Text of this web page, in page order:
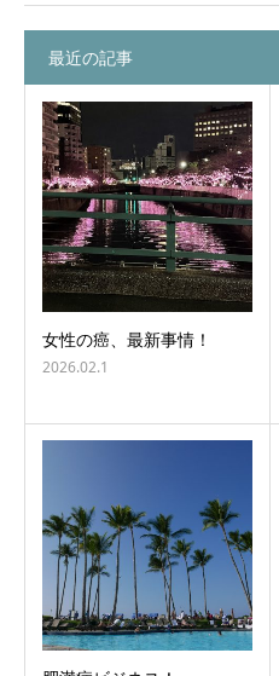
最近の記事
女性の癌、最新事情！
2026.02.1